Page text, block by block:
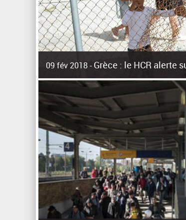
09 fév 2018 - Grèce : le HCR alerte
La surpopulation des centres d'accueil de
Unies pour